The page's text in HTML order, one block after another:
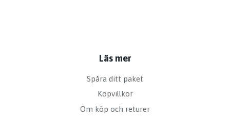
Läs mer
Spåra ditt paket
Köpvillkor
Om köp och returer